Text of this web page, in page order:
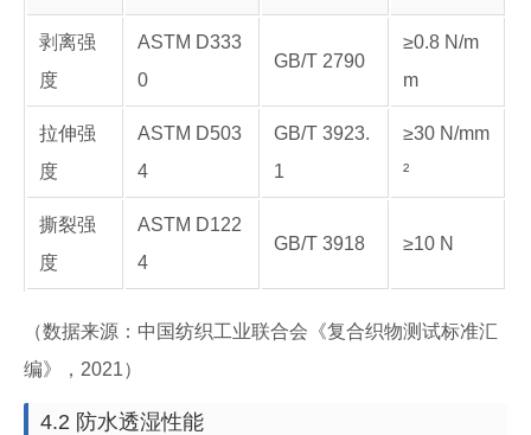
剥离强
度
ASTM D333
0
GB/T 2790
≥0.8 N/m
m
拉伸强
度
ASTM D503
4
GB/T 3923.
1
≥30 N/mm
²
撕裂强
度
ASTM D122
4
GB/T 3918 ≥10 N
（数据来源：中国纺织工业联合会《复合织物测试标准汇
编》，2021）
4.2 防水透湿性能